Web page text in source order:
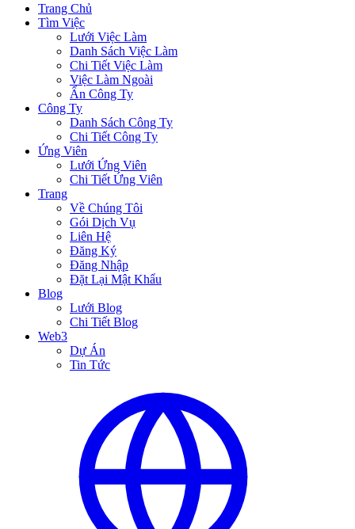
Trang Chủ
Tìm Việc
Lưới Việc Làm
Danh Sách Việc Làm
Chi Tiết Việc Làm
Việc Làm Ngoài
Ẩn Công Ty
Công Ty
Danh Sách Công Ty
Chi Tiết Công Ty
Ứng Viên
Lưới Ứng Viên
Chi Tiết Ứng Viên
Trang
Về Chúng Tôi
Gói Dịch Vụ
Liên Hệ
Đăng Ký
Đăng Nhập
Đặt Lại Mật Khẩu
Blog
Lưới Blog
Chi Tiết Blog
Web3
Dự Án
Tin Tức